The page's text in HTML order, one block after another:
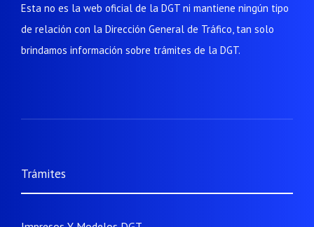
Esta no es la web oficial de la DGT ni mantiene ningún tipo
de relación con la Dirección General de Tráfico, tan solo
brindamos información sobre trámites de la DGT.
Trámites